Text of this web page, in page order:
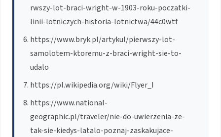
rwszy-lot-braci-wright-w-1903-roku-poczatki-
linii-lotniczych-historia-lotnictwa/44c0wtf
https://www.bryk.pl/artykul/pierwszy-lot-
samolotem-ktoremu-z-braci-wright-sie-to-
udalo
https://pl.wikipedia.org/wiki/Flyer_I
https://www.national-
geographic.pl/traveler/nie-do-uwierzenia-ze-
tak-sie-kiedys-latalo-poznaj-zaskakujace-